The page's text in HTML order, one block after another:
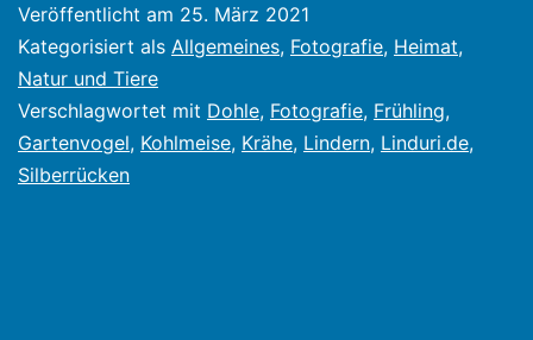
gibt
Veröffentlicht am 25. März 2021
Kategorisiert als Allgemeines, Fotografie, Heimat,
Natur und Tiere
Verschlagwortet mit Dohle, Fotografie, Frühling,
Gartenvogel, Kohlmeise, Krähe, Lindern, Linduri.de,
Silberrücken